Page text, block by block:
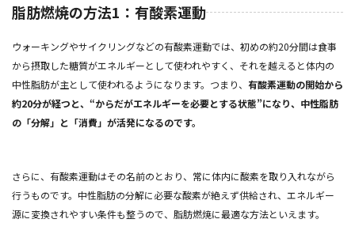
脂肪燃焼の方法1：有酸素運動
ウォーキングやサイクリングなどの有酸素運動では、初めの約20分間は食事
から摂取した糖質がエネルギーとして使われやすく、それを越えると体内の
中性脂肪が主として使われるようになります。つまり、 有酸素運動の開始から
約20分が経つと、“からだがエネルギーを必要とする状態”になり、中性脂肪
の「分解」と「消費」が活発になるのです。
さらに、有酸素運動はその名前のとおり、常に体内に酸素を取り入れながら
行うものです。中性脂肪の分解に必要な酸素が絶えず供給され、エネルギー
源に変換されやすい条件も整うので、脂肪燃焼に最適な方法といえます。